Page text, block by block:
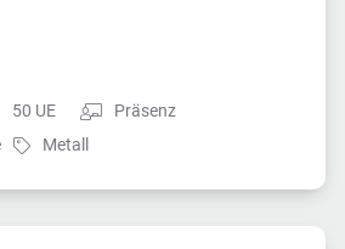
Dauer:
50 UE Teilnahmeart:
Präsenz
Fach:
Metall